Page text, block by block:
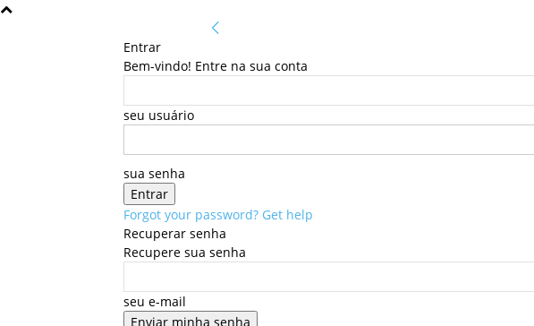
Entrar
Bem-vindo! Entre na sua conta
seu usuário
sua senha
Forgot your password? Get help
Recuperar senha
Recupere sua senha
seu e-mail